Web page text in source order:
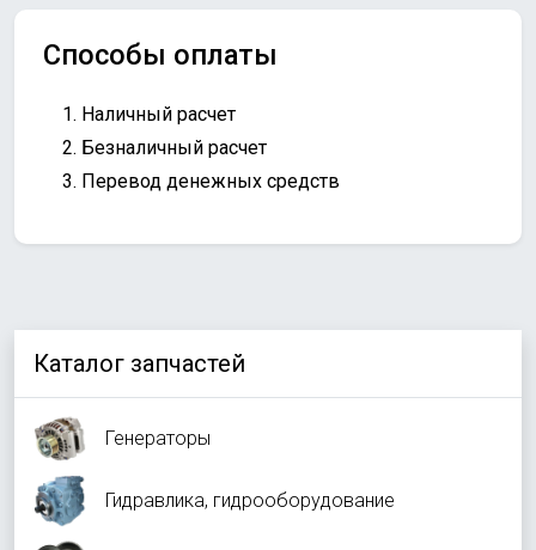
Каталог запчастей
Генераторы
Гидравлика, гидрооборудование
Способы оплаты
Наличный расчет
Безналичный расчет
Перевод денежных средств